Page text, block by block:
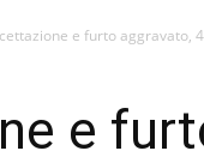
e furto aggravato,
e